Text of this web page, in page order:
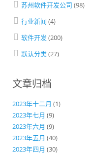
苏州软件开发公司 (98)
行业新闻 (4)
软件开发 (200)
默认分类(27)
文章归档
2023年十二月 (1)
2023年七月 (9)
2023年六月 (9)
2023年五月 (40)
2023年四月 (30)